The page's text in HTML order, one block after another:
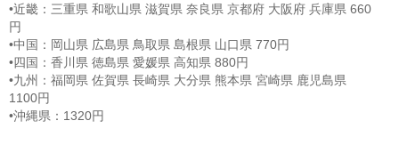
•近畿：三重県 和歌山県 滋賀県 奈良県 京都府 大阪府 兵庫県 660
円
•中国：岡山県 広島県 鳥取県 島根県 山口県 770円
•四国：香川県 徳島県 愛媛県 高知県 880円
•九州：福岡県 佐賀県 長崎県 大分県 熊本県 宮崎県 鹿児島県
1100円
•沖縄県：1320円